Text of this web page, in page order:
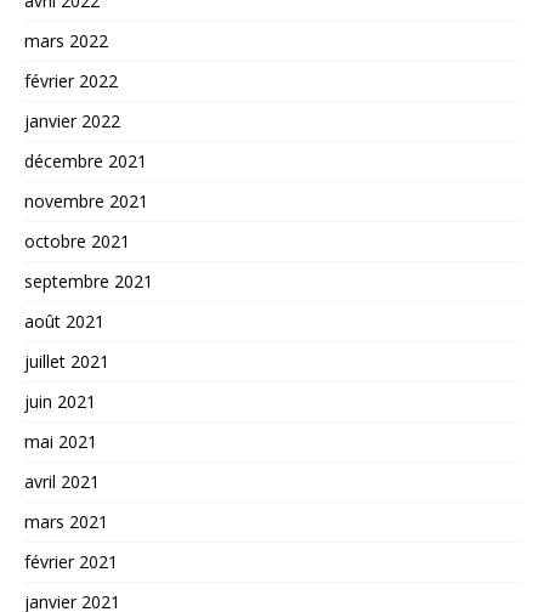
mars 2022
février 2022
janvier 2022
décembre 2021
novembre 2021
octobre 2021
septembre 2021
août 2021
juillet 2021
juin 2021
mai 2021
avril 2021
mars 2021
février 2021
janvier 2021